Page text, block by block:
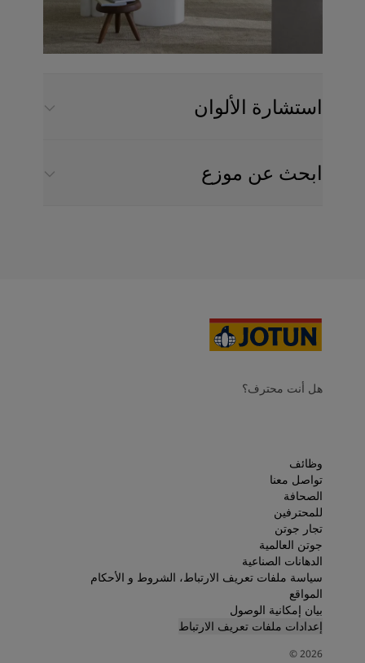
استشارة الألوان
ابحث عن موزع
هل أنت محترف؟
وظائف
تواصل معنا
الصحافة
للمحترفين
تجار جوتن
جوتن العالمية
الدهانات الصناعية
سياسة ملفات تعريف الارتباط، الشروط و الأحكام
المواقع
بيان إمكانية الوصول
إعدادات ملفات تعريف الارتباط
2026
©